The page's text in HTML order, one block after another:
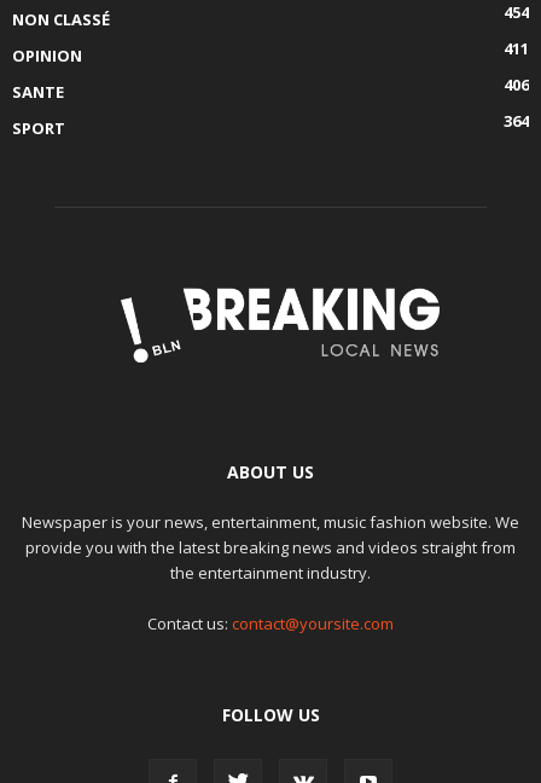
NON CLASSÉ
454
OPINION
411
SANTE
406
SPORT
364
ABOUT US
Newspaper is your news, entertainment, music fashion website. We
provide you with the latest breaking news and videos straight from
the entertainment industry.
Contact us: contact@yoursite.com
FOLLOW US